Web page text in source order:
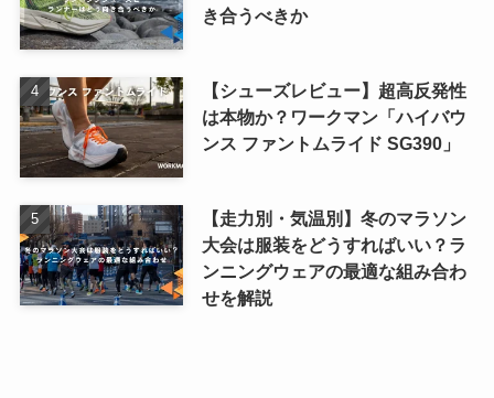
き合うべきか
【シューズレビュー】超高反発性
は本物か？ワークマン「ハイバウ
ンス ファントムライド SG390」
【走力別・気温別】冬のマラソン
大会は服装をどうすればいい？ラ
ンニングウェアの最適な組み合わ
せを解説